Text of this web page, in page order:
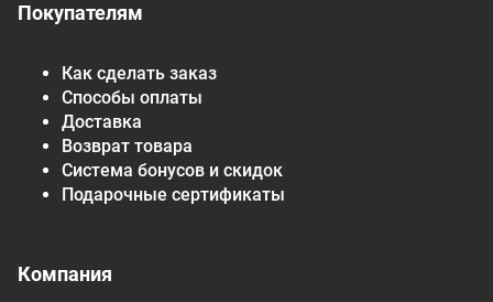
Покупателям
Как сделать заказ
Способы оплаты
Доставка
Возврат товара
Система бонусов и скидок
Подарочные сертификаты
Компания